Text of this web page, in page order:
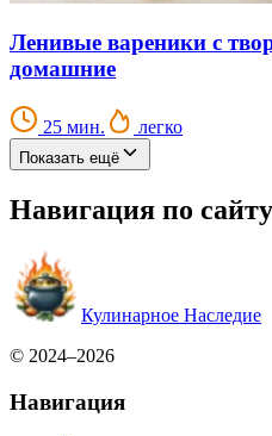
Ленивые вареники с
домашние
25 мин. легко
Показать ещё
Навигация по сайту
Кулинарное Наследие
© 2024–2026
Навигация